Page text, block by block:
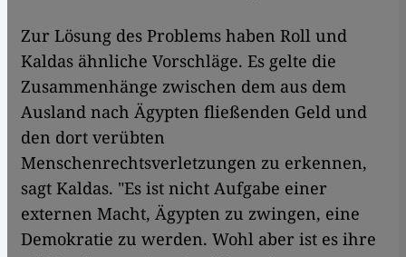
Zur Lösung des Problems haben Roll und
Kaldas ähnliche Vorschläge. Es gelte die
Zusammenhänge zwischen dem aus dem
Ausland nach Ägypten fließenden Geld und
den dort verübten
Menschenrechtsverletzungen zu erkennen,
sagt Kaldas. "Es ist nicht Aufgabe einer
externen Macht, Ägypten zu zwingen, eine
Demokratie zu werden. Wohl aber ist es ihre